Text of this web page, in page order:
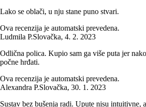
Lako se oblači, u nju stane puno stvari.
Ova recenzija je automatski prevedena.
Ludmila P.Slovačka, 4. 2. 2023
Odlična polica. Kupio sam ga više puta jer
počne hrđati.
Ova recenzija je automatski prevedena.
Alexandra P.Slovačka, 30. 1. 2023
Sustav bez bušenja radi. Upute nisu intuitivne,